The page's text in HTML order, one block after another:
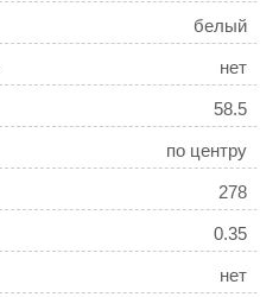
белый
нет
58.5
по центру
278
0.35
нет